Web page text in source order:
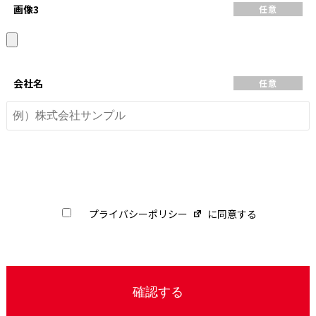
画像3 任意
会社名 任意
プライバシーポリシー に同意する